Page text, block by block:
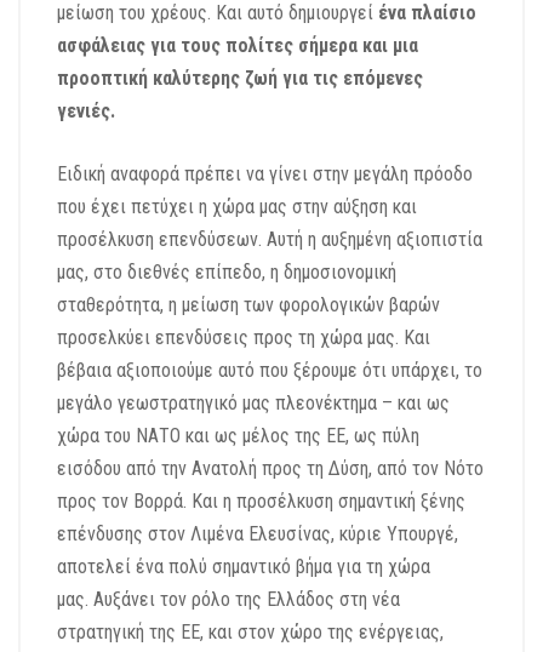
μείωση του χρέους. Και αυτό δημιουργεί ένα πλαίσιο
ασφάλειας για τους πολίτες σήμερα και μια
προοπτική καλύτερης ζωή για τις επόμενες
γενιές.
Ειδική αναφορά πρέπει να γίνει στην μεγάλη πρόοδο
που έχει πετύχει η χώρα μας στην αύξηση και
προσέλκυση επενδύσεων. Αυτή η αυξημένη αξιοπιστία
μας, στο διεθνές επίπεδο, η δημοσιονομική
σταθερότητα, η μείωση των φορολογικών βαρών
προσελκύει επενδύσεις προς τη χώρα μας. Και
βέβαια αξιοποιούμε αυτό που ξέρουμε ότι υπάρχει, το
μεγάλο γεωστρατηγικό μας πλεονέκτημα – και ως
χώρα του ΝΑΤΟ και ως μέλος της ΕΕ, ως πύλη
εισόδου από την Ανατολή προς τη Δύση, από τον Νότο
προς τον Βορρά. Και η προσέλκυση σημαντική ξένης
επένδυσης στον Λιμένα Ελευσίνας, κύριε Υπουργέ,
αποτελεί ένα πολύ σημαντικό βήμα για τη χώρα
μας. Αυξάνει τον ρόλο της Ελλάδος στη νέα
στρατηγική της ΕΕ, και στον χώρο της ενέργειας,